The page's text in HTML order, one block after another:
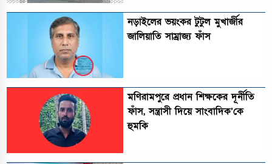
নড়াইলের ভয়ংকর টুটুল মুখার্জীর
জালিয়াতি সাম্রাজ্য ফাঁস
মণিরামপুরে প্রধান শিক্ষকের দূর্নীতি
ফাঁস, সন্ত্রাসী দিয়ে সাংবাদিক’কে
হুমকি